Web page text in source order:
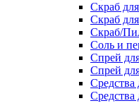
Скраб
Скраб
Скраб/
Соль и
Спрей
Спрей
Средства
Средства